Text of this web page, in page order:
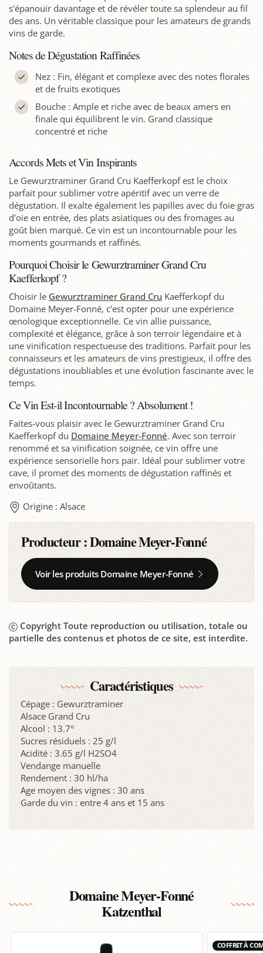
s'épanouir davantage et de révéler toute sa splendeur au fil
des ans. Un véritable classique pour les amateurs de grands
vins de garde.
Notes de Dégustation Raffinées
Nez : Fin, élégant et complexe avec des notes florales
et de fruits exotiques
Bouche : Ample et riche avec de beaux amers en
finale qui équilibrent le vin. Grand classique
concentré et riche
Accords Mets et Vin Inspirants
Le Gewurztraminer Grand Cru Kaefferkopf est le choix
parfait pour sublimer votre apéritif avec un verre de
dégustation. Il exalte également les papilles avec du foie gras
d'oie en entrée, des plats asiatiques ou des fromages au
goût bien marqué. Ce vin est un incontournable pour les
moments gourmands et raffinés.
Pourquoi Choisir le Gewurztraminer Grand Cru
Kaefferkopf ?
Choisir le Gewurztraminer Grand Cru Kaefferkopf du
Domaine Meyer-Fonné, c'est opter pour une expérience
œnologique exceptionnelle. Ce vin allie puissance,
complexité et élégance, grâce à son terroir légendaire et à
une vinification respectueuse des traditions. Parfait pour les
connaisseurs et les amateurs de vins prestigieux, il offre des
dégustations inoubliables et une évolution fascinante avec le
temps.
Ce Vin Est-il Incontournable ? Absolument !
Faites-vous plaisir avec le Gewurztraminer Grand Cru
Kaefferkopf du Domaine Meyer-Fonné. Avec son terroir
renommé et sa vinification soignée, ce vin offre une
expérience sensorielle hors pair. Idéal pour sublimer votre
cave, il promet des moments de dégustation raffinés et
envoûtants.
Origine : Alsace
Producteur :Domaine Meyer-Fonné
Voir les produits Domaine Meyer-Fonné
Copyright Toute reproduction ou utilisation, totale ou
partielle des contenus et photos de ce site, est interdite.
Caractéristiques
Cépage : Gewurztraminer
Alsace Grand Cru
Alcool : 13.7°
Sucres résiduels : 25 g/l
Acidité : 3.65 g/l H2SO4
Vendange manuelle
Rendement : 30 hl/ha
Age moyen des vignes : 30 ans
Garde du vin : entre 4 ans et 15 ans
Domaine Meyer-Fonné
Katzenthal
COFFRET À